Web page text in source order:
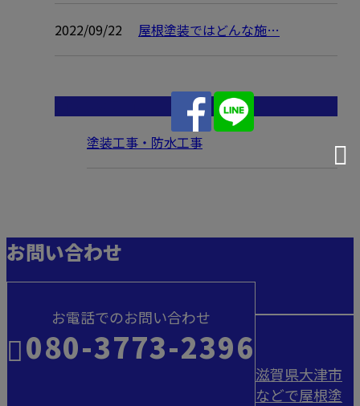
2022/09/22 屋根塗装ではどんな施…
塗装工事・防水工事
お問い合わせ
お電話でのお問い合わせ
080-3773-2396
滋賀県大津市
などで屋根塗